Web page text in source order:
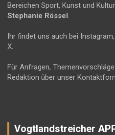
Bereichen Sport, Kunst und
Stephanie Rössel.
Ihr findet uns auch bei
X.
Für Anfragen,
Redaktion über unser
Vogtlandstreicher